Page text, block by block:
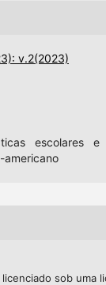
v.2(2023)
escolares e
sob uma